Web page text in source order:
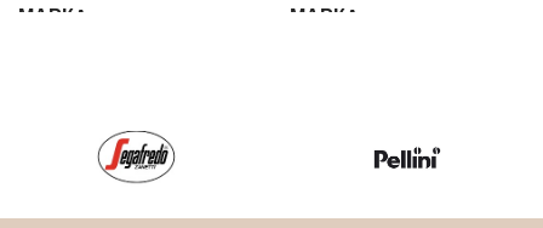
МАРКA
КАФЕ КАПСУЛА ВИД
Арабика и Робуста
МАРКA
КАФЕ КАПСУЛА ВИД
100% Арабика